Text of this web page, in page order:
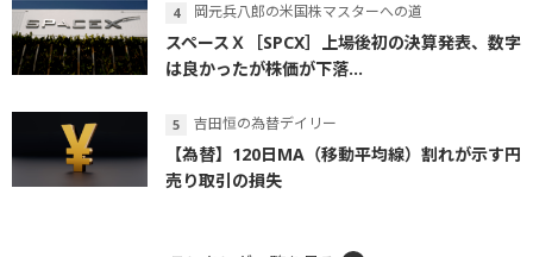
岡元兵八郎の米国株マスターへの道
スペースＸ［SPCX］上場後初の決算発表、数字
は良かったが株価が下落...
吉田恒の為替デイリー
【為替】120日MA（移動平均線）割れが示す円
売り取引の損失